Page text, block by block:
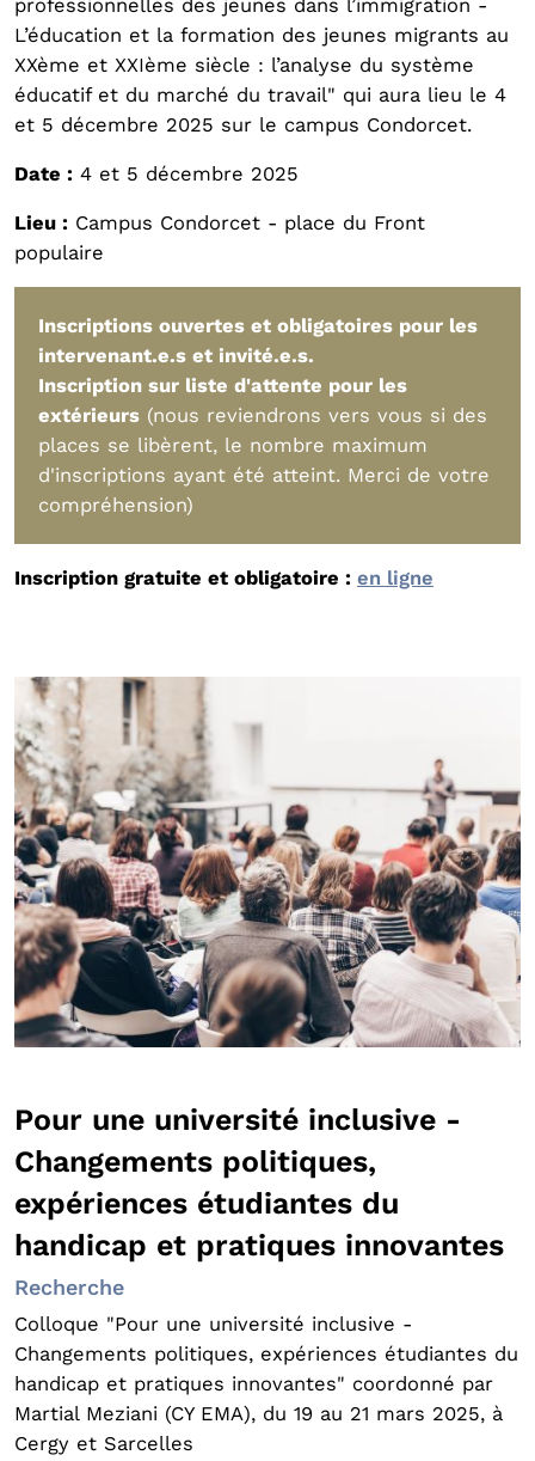
professionnelles des jeunes dans l’immigration -
L’éducation et la formation des jeunes migrants au
XXème et XXIème siècle : l’analyse du système
éducatif et du marché du travail" qui aura lieu le 4
et 5 décembre 2025 sur le campus Condorcet.
Date : 4 et 5 décembre 2025
Lieu : Campus Condorcet - place du Front
populaire
Inscriptions ouvertes et obligatoires pour les
intervenant.e.s et invité.e.s.
Inscription sur liste d'attente pour les
extérieurs (nous reviendrons vers vous si des
places se libèrent, le nombre maximum
d'inscriptions ayant été atteint. Merci de votre
compréhension)
Inscription gratuite et obligatoire : en ligne
Pour une université inclusive -
Changements politiques,
expériences étudiantes du
handicap et pratiques innovantes
Recherche
Colloque "Pour une université inclusive -
Changements politiques, expériences étudiantes du
handicap et pratiques innovantes" coordonné par
Martial Meziani (CY EMA), du 19 au 21 mars 2025, à
Cergy et Sarcelles